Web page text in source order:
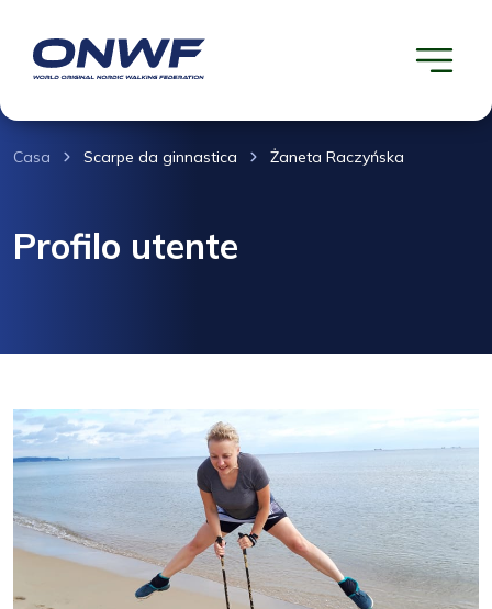
Casa Scarpe da ginnastica Żaneta Raczyńska
Profilo utente